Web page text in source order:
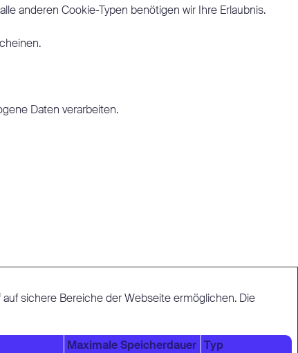
anderen Cookie-Typen benötigen wir Ihre Erlaubnis.
Daten verarbeiten.
sichere Bereiche der Webseite ermöglichen. Die
Maximale Speicherdauer Typ